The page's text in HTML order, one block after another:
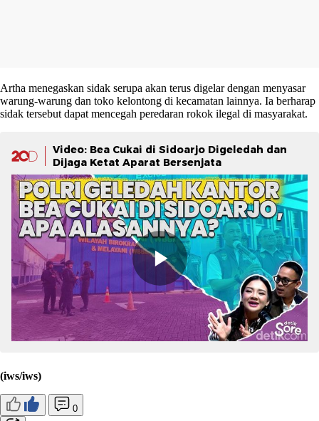
Artha menegaskan sidak serupa akan terus digelar dengan menyasar
warung-warung dan toko kelontong di kecamatan lainnya. Ia berharap
sidak tersebut dapat mencegah peredaran rokok ilegal di masyarakat.
Video: Bea Cukai di Sidoarjo Digeledah dan
Dijaga Ketat Aparat Bersenjata
(iws/iws)
0